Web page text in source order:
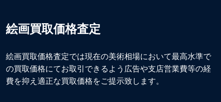
絵画買取価格査定
絵画買取価格査定では現在の美術相場において最高水準で
の買取価格にてお取引できるよう広告や支店営業費等の経
費を抑え適正な買取価格をご提示致します。